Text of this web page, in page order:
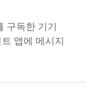
구독한 기기
앱에 메시지